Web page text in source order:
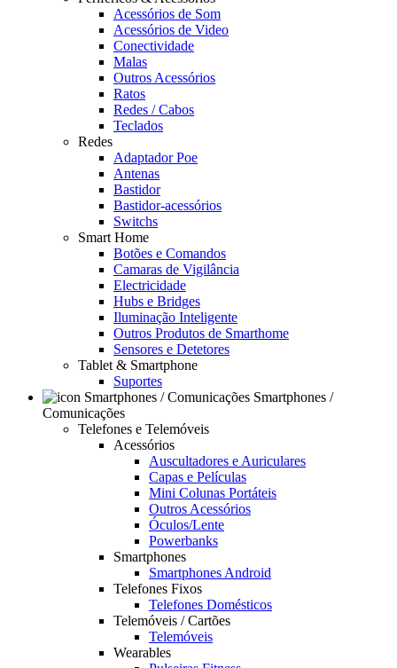
Acessórios de Som
Acessórios de Video
Conectividade
Malas
Outros Acessórios
Ratos
Redes / Cabos
Teclados
Redes
Adaptador Poe
Antenas
Bastidor
Bastidor-acessórios
Switchs
Smart Home
Botões e Comandos
Camaras de Vigilância
Electricidade
Hubs e Bridges
Iluminação Inteligente
Outros Produtos de Smarthome
Sensores e Detetores
Tablet & Smartphone
Suportes
Smartphones /
Comunicações
Telefones e Telemóveis
Acessórios
Auscultadores e Auriculares
Capas e Películas
Mini Colunas Portáteis
Outros Acessórios
Óculos/Lente
Powerbanks
Smartphones
Smartphones Android
Telefones Fixos
Telefones Domésticos
Telemóveis / Cartões
Telemóveis
Wearables